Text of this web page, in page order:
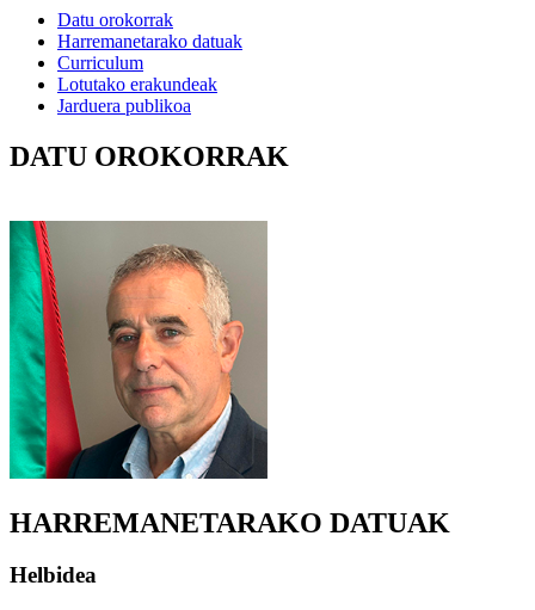
Datu orokorrak
Harremanetarako datuak
Curriculum
Lotutako erakundeak
Jarduera publikoa
DATU OROKORRAK
HARREMANETARAKO DATUAK
Helbidea